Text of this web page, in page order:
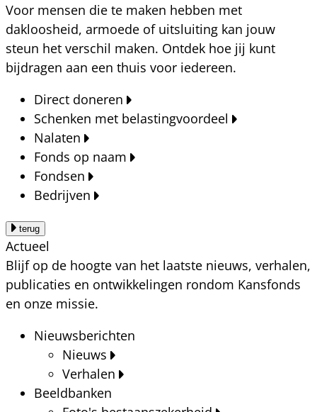
Voor mensen die te maken hebben met
dakloosheid, armoede of uitsluiting kan jouw
steun het verschil maken. Ontdek hoe jij kunt
bijdragen aan een thuis voor iedereen.
Direct doneren
Schenken met belastingvoordeel
Nalaten
Fonds op naam
Fondsen
Bedrijven
terug
Actueel
Blijf op de hoogte van het laatste nieuws, verhalen,
publicaties en ontwikkelingen rondom Kansfonds
en onze missie.
Nieuwsberichten
Nieuws
Verhalen
Beeldbanken